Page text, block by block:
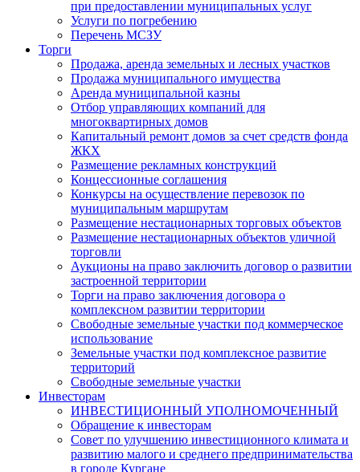
при предоставлении муниципальных услуг
Услуги по погребению
Перечень МСЗУ
Торги
Продажа, аренда земельных и лесных участков
Продажа муниципального имущества
Аренда муниципальной казны
Отбор управляющих компаний для
многоквартирных домов
Капитальный ремонт домов за счет средств фонда
ЖКХ
Размещение рекламных конструкций
Концессионные соглашения
Конкурсы на осуществление перевозок по
муниципальным маршрутам
Размещение нестационарных торговых объектов
Размещение нестационарных объектов уличной
торговли
Аукционы на право заключить договор о развитии
застроенной территории
Торги на право заключения договора о
комплексном развитии территории
Свободные земельные участки под коммерческое
использование
Земельные участки под комплексное развитие
территорий
Свободные земельные участки
Инвесторам
ИНВЕСТИЦИОННЫЙ УПОЛНОМОЧЕННЫЙ
Обращение к инвесторам
Совет по улучшению инвестиционного климата и
развитию малого и среднего предпринимательства
в городе Кургане